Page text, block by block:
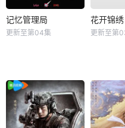
记忆管理局
更新至第04集
花开锦绣
更新至第